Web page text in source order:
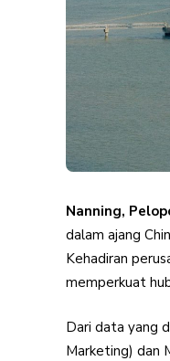
Nanning,
dalam ajang
Kehadiran
memperkuat
Dari data yang
Marketing) dan